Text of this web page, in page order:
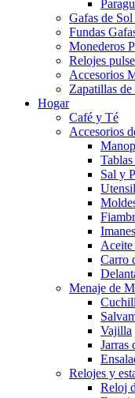
Gafas de
Fundas
Monederos
Relojes
Accesorios
Zapatillas de
Hogar
Café y Té
Accesorios
Sal y
Imanes
Carro
Menaje de
Vajilla
Jarras
Relojes y
Reloj